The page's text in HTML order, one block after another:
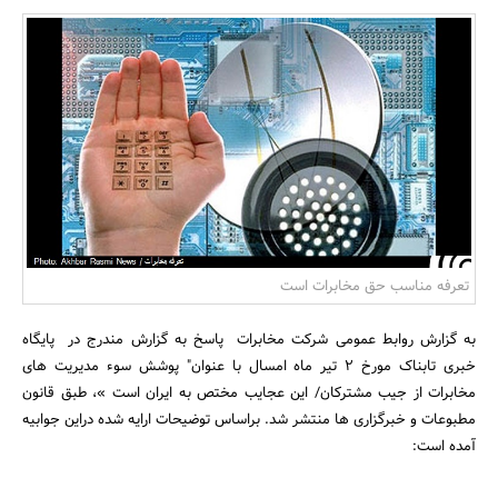
بانک، بیمه و سرمایه
مسکن و ساختمان
تعرفه مناسب حق مخابرات است
به گزارش روابط عمومی شرکت مخابرات پاسخ به گزارش مندرج در پایگاه
خبری تابناک مورخ 2 تیر ماه امسال با عنوان" پوشش سوء مدیریت های
مخابرات از جیب مشترکان/ این عجایب مختص به ایران است »، طبق قانون
مطبوعات و خبرگزاری ها منتشر شد. براساس توضیحات ارایه شده دراین جوابیه
آمده است: